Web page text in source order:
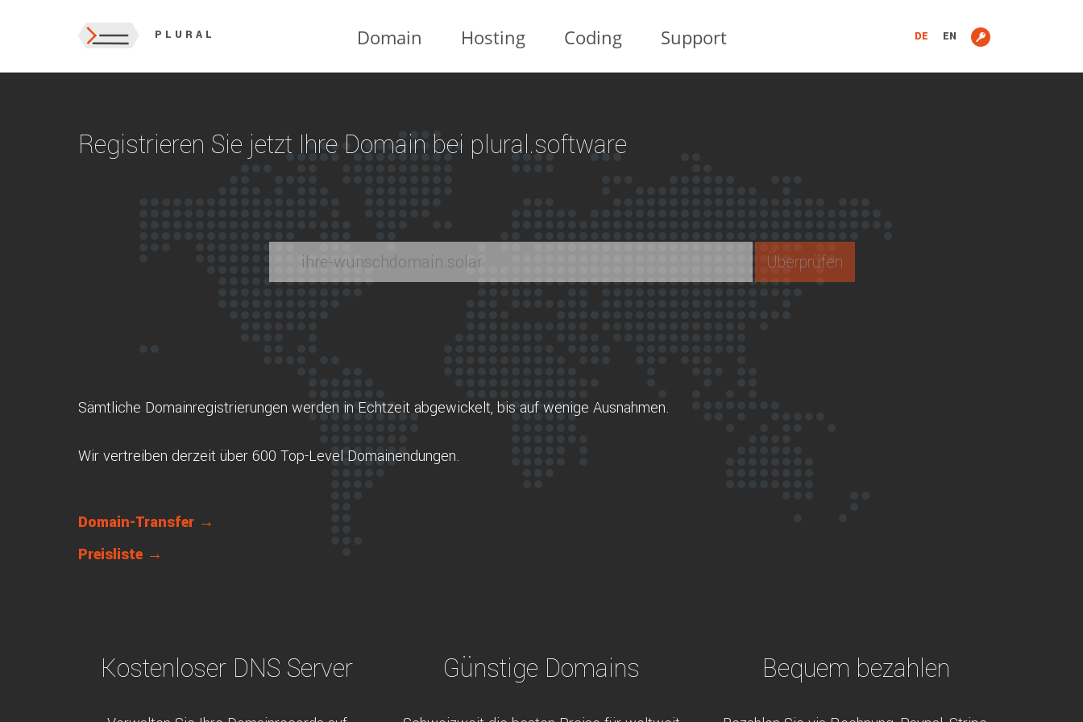
PLURAL Domain Hosting Coding Support DE EN
Registrieren Sie jetzt Ihre Domain bei plural.software
Sämtliche Domainregistrierungen werden in Echtzeit abgewickelt, bis auf wenige Ausnahmen.
Wir vertreiben derzeit über 600 Top-Level Domainendungen.
Domain-Transfer →
Preisliste →
Kostenloser DNS Server Günstige Domains Bequem bezahlen